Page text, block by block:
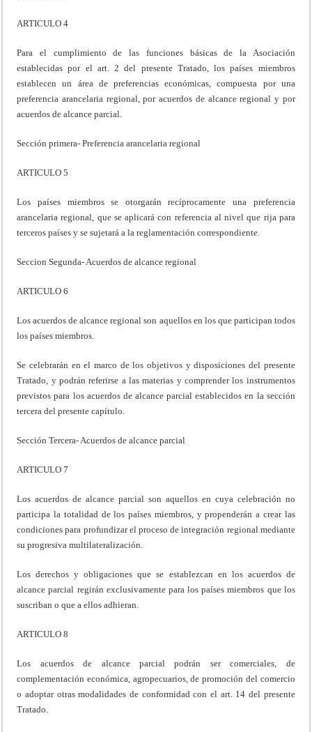
ARTICULO 4
Para el cumplimiento de las funciones básicas de la Asociación
establecidas por el art. 2 del presente Tratado, los países miembros
establecen un área de preferencias económicas, compuesta por una
preferencia arancelaria regional, por acuerdos de alcance regional y por
acuerdos de alcance parcial.
Sección primera- Preferencia arancelaria regional
ARTICULO 5
Los países miembros se otorgarán recíprocamente una preferencia
arancelaria regional, que se aplicará con referencia al nivel que rija para
terceros países y se sujetará a la reglamentación correspondiente.
Seccion Segunda- Acuerdos de alcance regional
ARTICULO 6
Los acuerdos de alcance regional son aquellos en los que participan todos
los países miembros.
Se celebrarán en el marco de los objetivos y disposiciones del presente
Tratado, y podrán referirse a las materias y comprender los instrumentos
previstos para los acuerdos de alcance parcial establecidos en la sección
tercera del presente capítulo.
Sección Tercera- Acuerdos de alcance parcial
ARTICULO 7
Los acuerdos de alcance parcial son aquellos en cuya celebración no
participa la totalidad de los países miembros, y propenderán a crear las
condiciones para profundizar el proceso de integración regional mediante
su progresiva multilateralización.
Los derechos y obligaciones que se establezcan en los acuerdos de
alcance parcial regirán exclusivamente para los países miembros que los
suscriban o que a ellos adhieran.
ARTICULO 8
Los acuerdos de alcance parcial podrán ser comerciales, de
complementación económica, agropecuarios, de promoción del comercio
o adoptar otras modalidades de conformidad con el art. 14 del presente
Tratado.